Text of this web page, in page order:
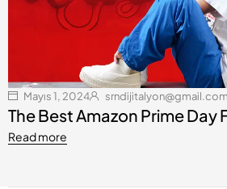
Mayıs 1, 2024 srndijitalyon@gmail.com
The Best Amazon Prime Day
Read more